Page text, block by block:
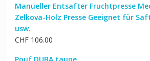
Manueller Entsafter Fruchtpresse
Zelkova-Holz Presse Geeignet für
usw.
CHF106.00